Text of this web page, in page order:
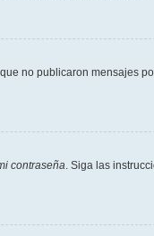
no publicaron mensajes
contraseña . Siga las